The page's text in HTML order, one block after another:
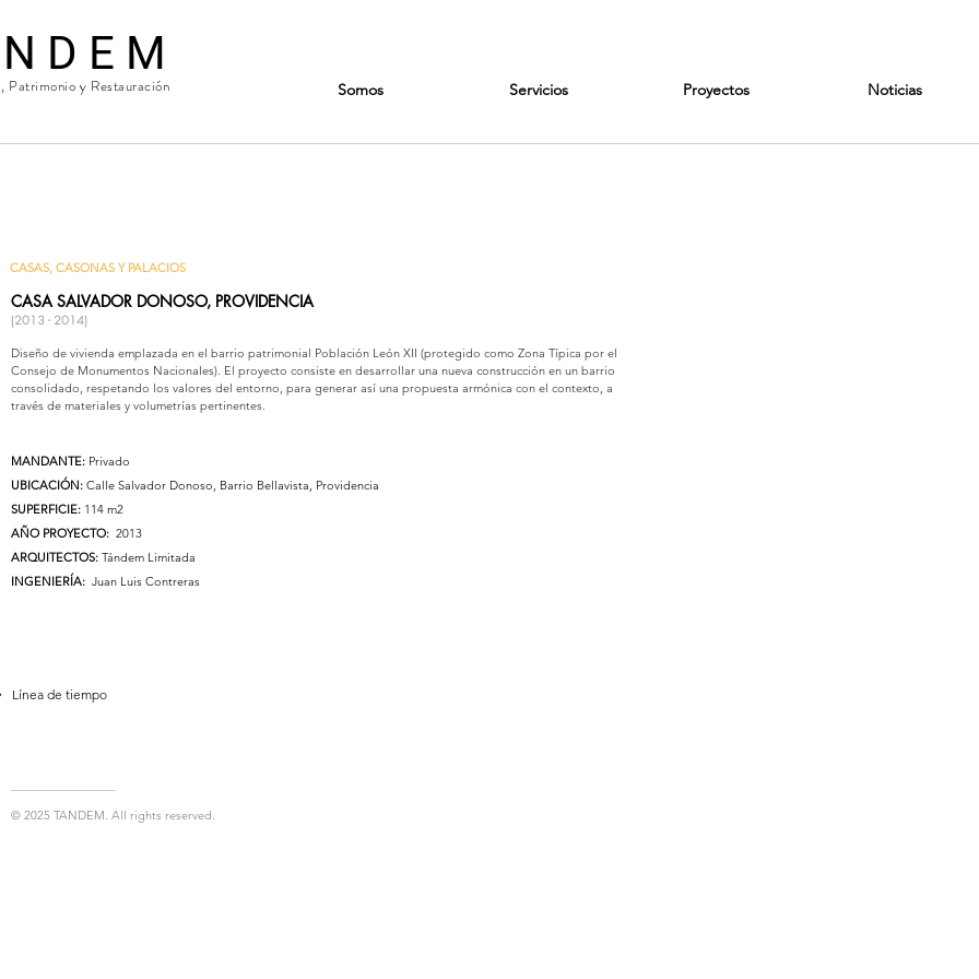
D E M
Patrimonio y Restauración Somos Servicios Proyectos Noticias
CASAS, CASONAS Y PALACIOS
CASA SALVADOR DONOSO, PROVIDENCIA
(2013 - 2014)
Diseño de vivienda emplazada en el barrio patrimonial Población León XII (protegido como Zona Típica por el
Consejo de Monumentos Nacionales). El proyecto consiste en desarrollar una nueva construcción en un barrio
consolidado, respetando los valores del entorno, para generar así una propuesta armónica con el contexto, a
través de materiales y volumetrías pertinentes.
MANDANTE: Privado
UBICACIÓN: Calle Salvador Donoso, Barrio Bellavista, Providencia
SUPERFICIE: 114 m2
AÑO PROYECTO: 2013
ARQUITECTOS: Tándem Limitada
INGENIERÍA: Juan Luis Contreras
Línea de tiempo
© 2025 TANDEM. All rights reserved.